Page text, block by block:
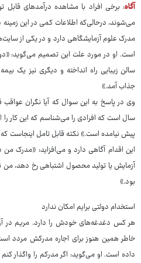
آگاه: برخی افراد با مشاهده درآمدهای قابل
می‌شوند، درحالی‌که اطلاعات کمی در این
مدرک علوم آزمایشگاهی دارد و در یکی از
است. او در مورد علت این تصمیم می‌گوید:
سالن زیبایی راه انداخته و دیگری نیز یک
جذاب آمد.»
وی در پاسخ به این سوال که آیا نگران عواقب
سال است که افرادی را می‌شناسم که این کار
پیش نیامده است.» نکته قابل تامل اینجاست
این اقدام آگاهی دارد و می‌افزاید: «مدرک
آزمایش یا تولید محصول اشتباهی رخ دهد،
بود.»
استخدام دولتی برایم امکان ندارد
هر کس دغدغه‌های خودش را دارد. مریم در
خاطر همین هنوز برای اجاره مدرکش مردد
داده است. او می‌گوید: اگر مدرکم را واگذار